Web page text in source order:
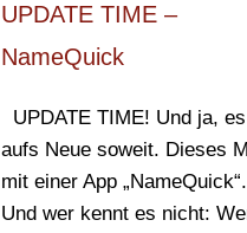
UPDATE TIME –
NameQuick
UPDATE TIME! Und ja,
aufs Neue soweit. Dieses
mit einer App „NameQuick“.
Und wer kennt es nicht: